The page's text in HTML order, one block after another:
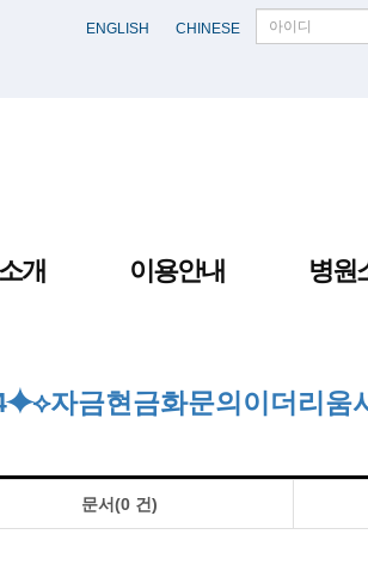
ENGLISH CHINESE
개 이용안내 병원
자금현금화문의이더리움
문서(0 건)